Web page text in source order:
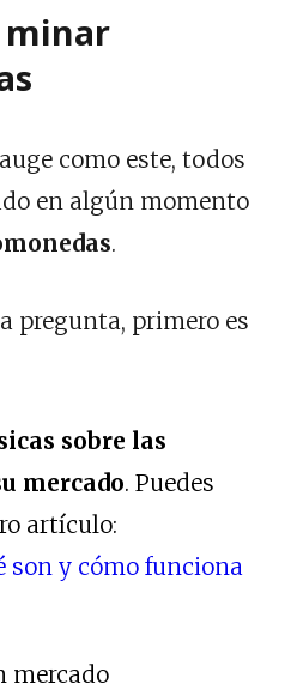
minar
como este, todos
en algún momento
.
pregunta, primero es
sobre las
mercado. Puedes
artículo:
son y cómo funciona
mercado